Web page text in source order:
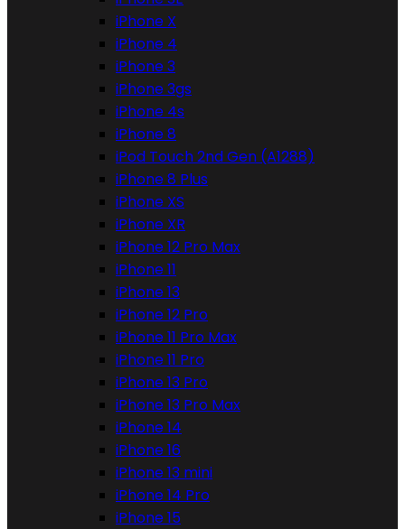
iPhone X
iPhone 4
iPhone 3
iPhone 3gs
iPhone 4s
iPhone 8
iPod Touch 2nd Gen (A1288)
iPhone 8 Plus
iPhone XS
iPhone XR
iPhone 12 Pro Max
iPhone 11
iPhone 13
iPhone 12 Pro
iPhone 11 Pro Max
iPhone 11 Pro
iPhone 13 Pro
iPhone 13 Pro Max
iPhone 14
iPhone 16
iPhone 13 mini
iPhone 14 Pro
iPhone 15